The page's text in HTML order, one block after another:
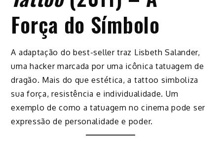
Força do Símbolo
A adaptação do best-seller traz Lisbeth Salander,
uma hacker marcada por uma icônica tatuagem de
dragão. Mais do que estética, a tattoo simboliza
sua força, resistência e individualidade. Um
exemplo de como a tatuagem no cinema pode ser
expressão de personalidade e poder.